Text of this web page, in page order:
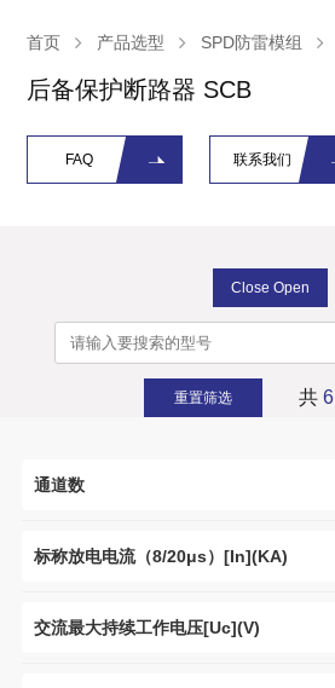
首页 产品选型 SPD防雷模组
后备保护断路器 SCB
FAQ 联系我们
Close Open
重置筛选 共6
通道数
标称放电电流（8/20μs）[In](KA)
交流最大持续工作电压[Uc](V)